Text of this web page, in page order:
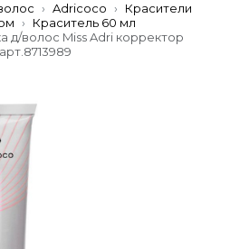
Adricoco
Красители
Краситель 60 мл
д/волос Miss Adri корректор